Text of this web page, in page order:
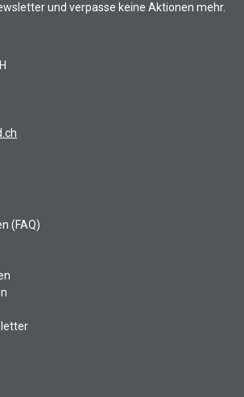
und verpasse keine Aktionen mehr.
(FAQ)